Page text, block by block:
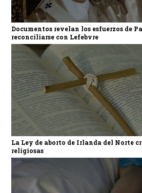
Documentos revelan los esfuerzos de
reconciliarse con Lefebvre
La Ley de aborto de Irlanda del Norte
religiosas